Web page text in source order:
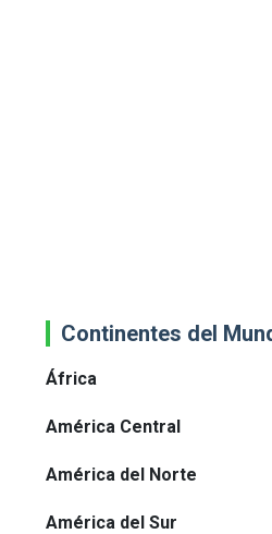
Continentes del
África
América Central
América del Norte
América del Sur